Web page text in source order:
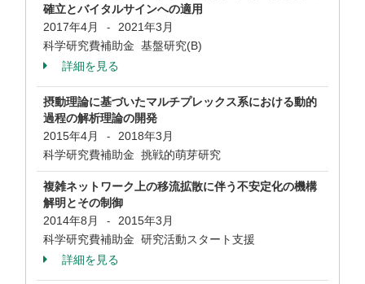
確立とバイタルサインへの適用
2017年4月
-
2021年3月
科学研究費補助金 基盤研究(B)
詳細を見る
摂動理論に基づいたマルチプレックス系における動的
過程の解析理論の開発
2015年4月
-
2018年3月
科学研究費補助金 挑戦的萌芽研究
複雑ネットワーク上の移流拡散に伴う不安定化の機構
解明とその制御
2014年8月
-
2015年3月
科学研究費補助金 研究活動スタート支援
詳細を見る